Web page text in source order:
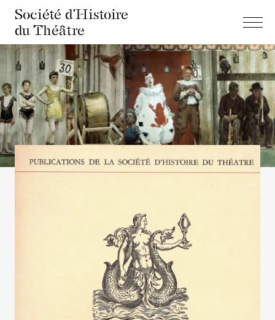
Société d'Histoire
du Théâtre